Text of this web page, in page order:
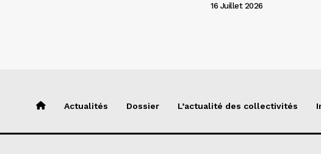
16 Juillet 2026
Actualités Dossier L’actualité des collectivités